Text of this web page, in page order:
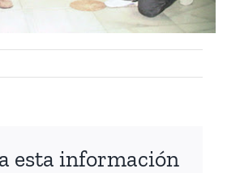
esta información